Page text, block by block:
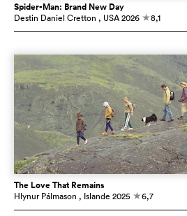
Spider-Man: Brand New Day
Destin Daniel Cretton , USA2026 c8,1
The Love That Remains
Hlynur Pálmason , Islande 2025 c6,7